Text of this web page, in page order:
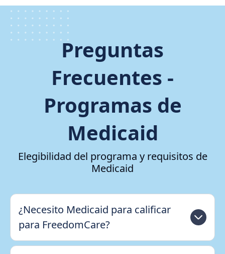
Preguntas
Frecuentes -
Programas de
Medicaid
Elegibilidad del programa y requisitos de
Medicaid
¿Necesito Medicaid para calificar
para FreedomCare?